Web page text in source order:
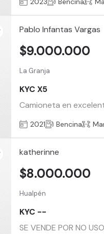
Pablo Infantas Vargas
La Granja
KYC X5
Camioneta en
$9.000.000
2021 Bencina
katherinne
Hualpén
KYC --
SE VENDE POR NO
$8.000.000